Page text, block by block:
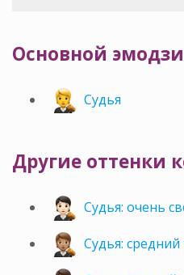
Основной эмодзи
Судья
Другие оттенки
Судья: очень
Судья: